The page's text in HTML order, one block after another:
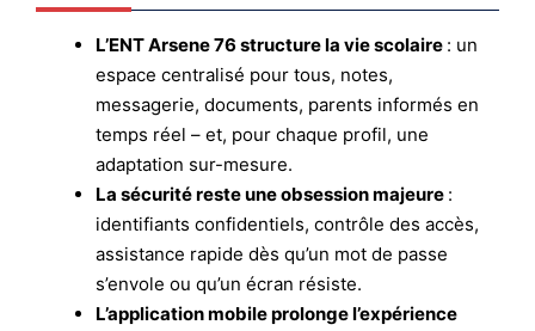
L’ENT Arsene 76 structure la vie scolaire : un
espace centralisé pour tous, notes,
messagerie, documents, parents informés en
temps réel – et, pour chaque profil, une
adaptation sur-mesure.
La sécurité reste une obsession majeure :
identifiants confidentiels, contrôle des accès,
assistance rapide dès qu’un mot de passe
s’envole ou qu’un écran résiste.
L’application mobile prolonge l’expérience